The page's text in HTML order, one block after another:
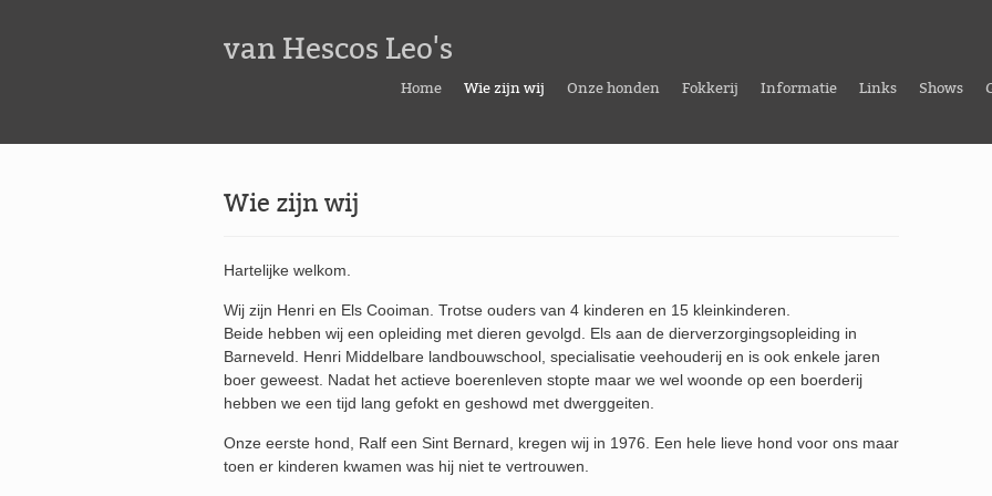
van Hescos Leo's
Home Wie zijn wij Onze honden Fokkerij Informatie Links Shows
Wie zijn wij
Hartelijke welkom.
Wij zijn Henri en Els Cooiman. Trotse ouders van 4 kinderen en 15 kleinkinderen.
Beide hebben wij een opleiding met dieren gevolgd. Els aan de dierverzorgingsopleiding in
Barneveld. Henri Middelbare landbouwschool, specialisatie veehouderij en is ook enkele jaren
boer geweest. Nadat het actieve boerenleven stopte maar we wel woonde op een boerderij
hebben we een tijd lang gefokt en geshowd met dwerggeiten.
Onze eerste hond, Ralf een Sint Bernard, kregen wij in 1976. Een hele lieve hond voor ons maar
toen er kinderen kwamen was hij niet te vertrouwen.